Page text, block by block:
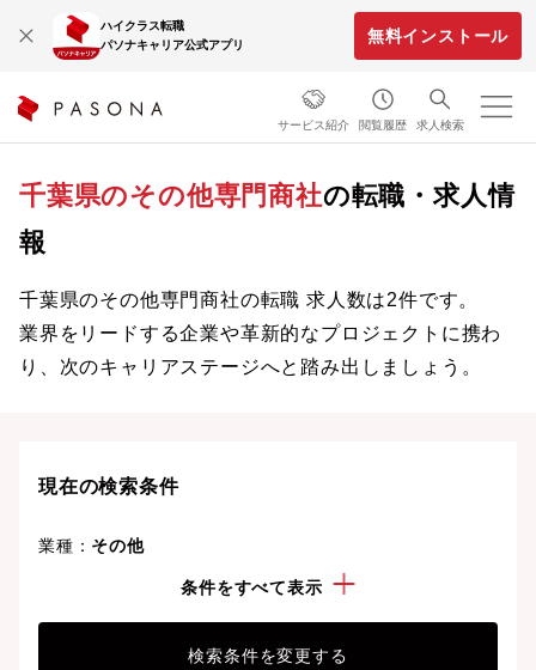
ハイクラス転職
パソナキャリア公式アプリ
無料インストール
サービス紹介 閲覧履歴 求人検索
千葉県のその他専門商社の転職・求人情
報
千葉県のその他専門商社の転職 求人数は2件です。
業界をリードする企業や革新的なプロジェクトに携わ
り、次のキャリアステージへと踏み出しましょう。
現在の検索条件
業種： その他
条件をすべて表示
検索条件を変更する